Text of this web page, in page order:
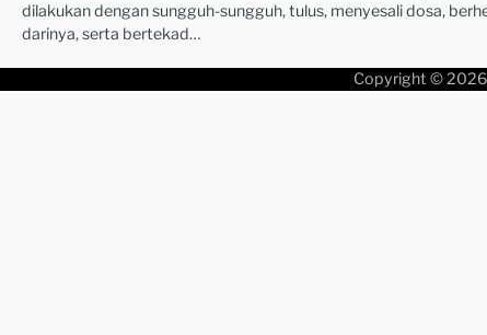
dilakukan dengan sungguh-sungguh, tulus, menyesali dosa,
darinya, serta bertekad…
Copyright © 2026